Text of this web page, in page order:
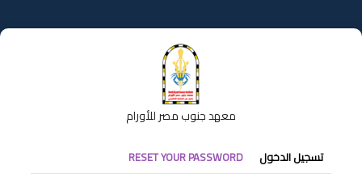
إلى
المحتوى
معهد جنوب مصر للأورام
التبويبات
تسجيل الدخول RESET YOUR PASSWORD